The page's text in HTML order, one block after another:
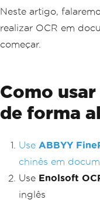
Neste artigo,
realizar OCR em
começar.
Como usar
de forma
Use ABBYY
chinês em
Use Enolsoft
inglês